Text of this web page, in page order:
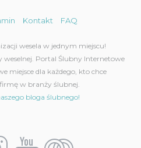
Kontakt FAQ
wesela w jednym miejscu!
weselnej. Portal Ślubny Internetowe
miejsce dla każdego, kto chce
w branży ślubnej.
bloga ślubnego!